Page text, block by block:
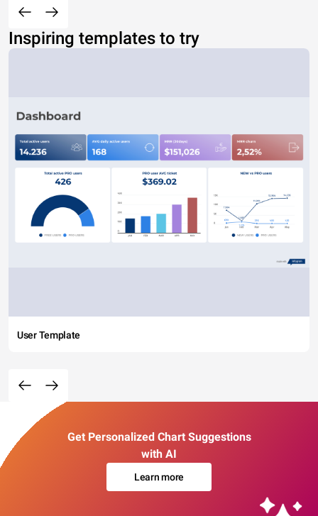
Inspiring templates to try
User Template
Get Personalized Chart Suggestions
with AI
Learn more